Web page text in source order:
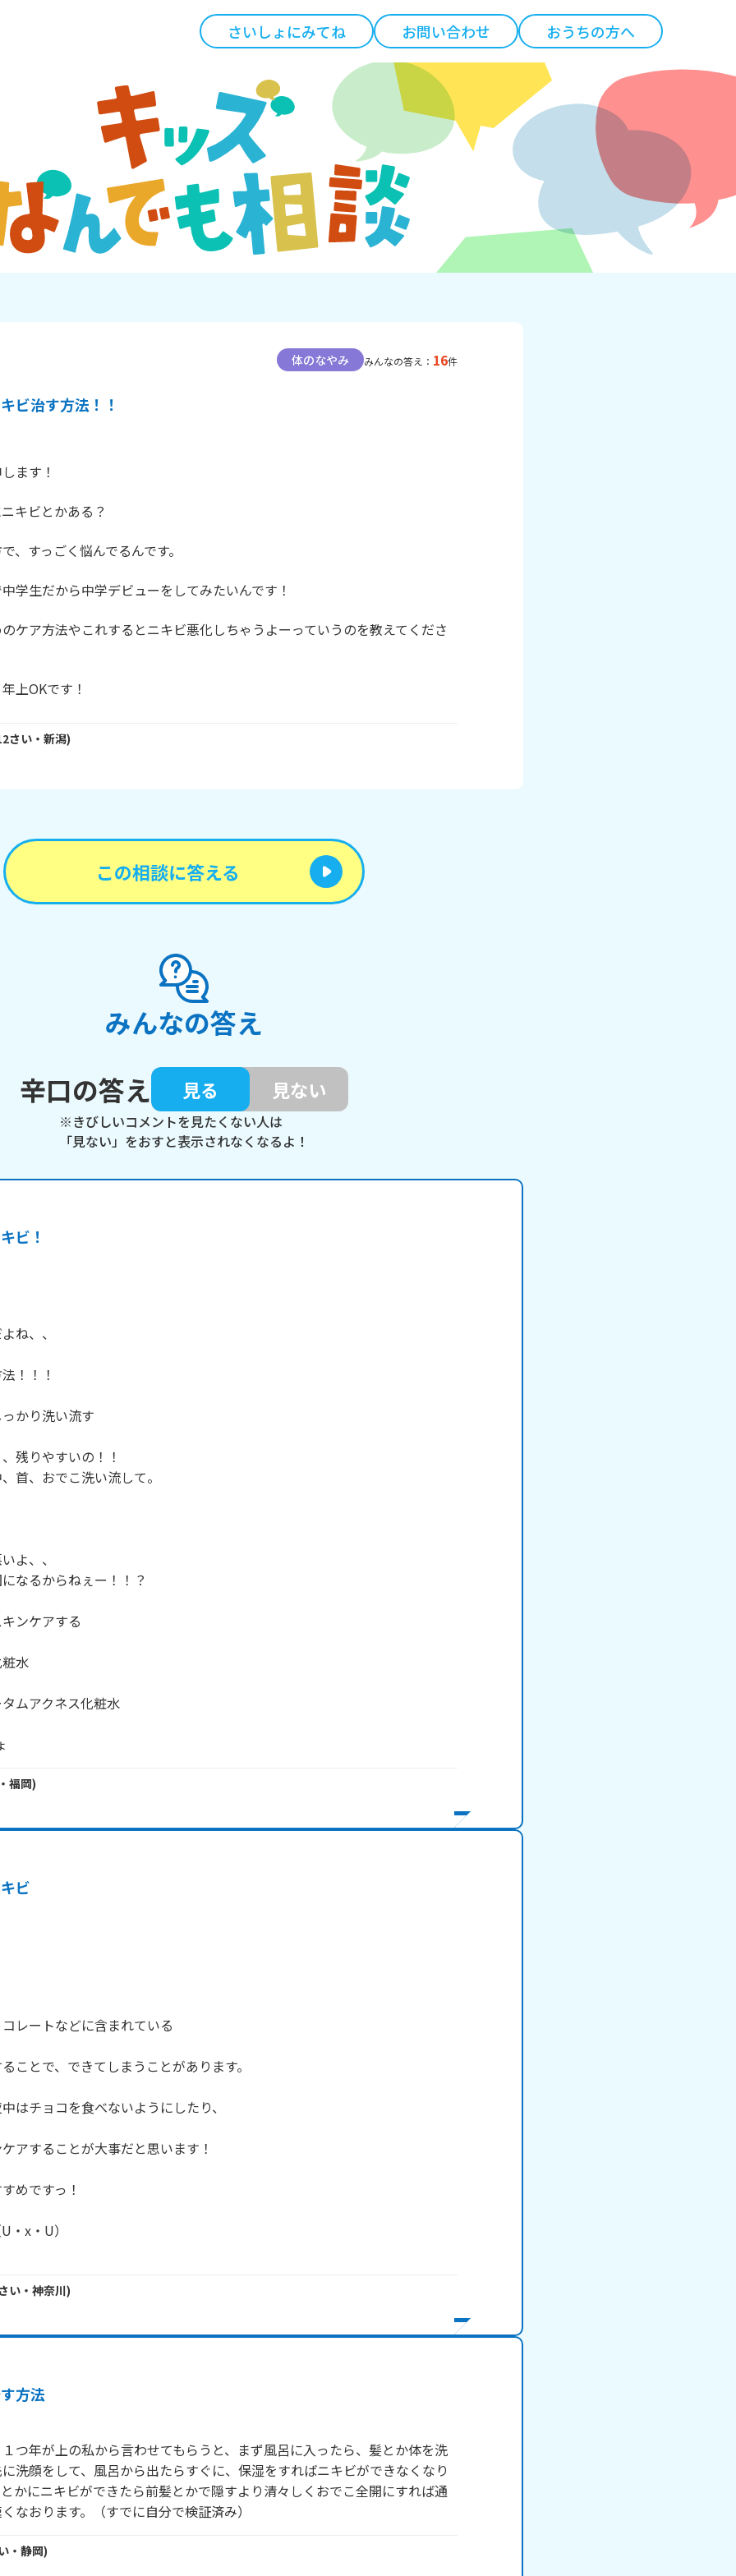
さいしょにみてね お問い合わせ おうちの方へ
体のなやみ みんなの答え： 16件
ビ治す方法！！
ます！
キビとかある？
、すっごく悩んでるんです。
学生だから中学デビューをしてみたいんです！
ケア方法やこれするとニキビ悪化しちゃうよーっていうのを教えてくださ
上OKです！
さい・ 新潟)
この相談に答える
みんなの答え
辛口の答え
見る 見ない
※きびしいコメントを見たくない人は
「見ない」をおすと表示されなくなるよ！
ビ！
ね、、
！！！
かり洗い流す
残りやすいの！！
首、おでこ洗い流して。
よ、、
なるからねぇー！！？
ンケアする
水
ムアクネス化粧水
福岡)
ビ
レートなどに含まれている
ことで、できてしまうことがあります。
はチョコを食べないようにしたり、
アすることが大事だと思います！
めですっ！
・x・U）
い・ 神奈川)
方法
つ年が上の私から言わせてもらうと、まず風呂に入ったら、髪とか体を洗
洗顔をして、風呂から出たらすぐに、保湿をすればニキビができなくなり
かにニキビができたら前髪とかで隠すより清々しくおでこ全開にすれば通
なおります。（すでに自分で検証済み）
・ 静岡)